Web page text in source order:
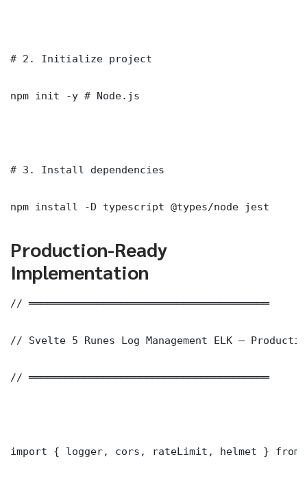
# 2. Initialize project
npm init -y # Node.js
# 3. Install dependencies
npm install -D typescript @types/node jest
Production-Ready
Implementation
// ═══════════════════════════════════════
// Svelte 5 Runes Log Management ELK —
// ═══════════════════════════════════════
import { logger, cors, rateLimit, helmet } from